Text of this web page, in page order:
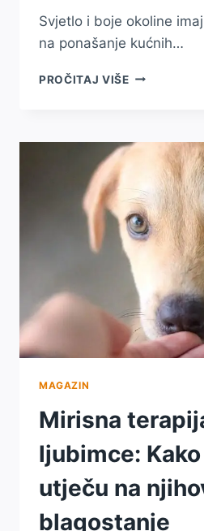
Svjetlo i boje okoline
na ponašanje kućnih…
PROČITAJ VIŠE KAKO
UTJEČU
PONAŠANJE
KUĆNIH
LJUBIMACA
MAGAZIN
Mirisna
ljubimce:
utječu na
blagostanje